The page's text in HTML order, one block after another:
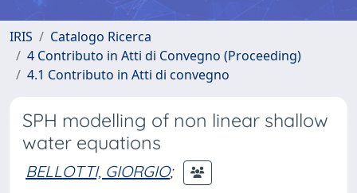
IRIS
Catalogo Ricerca
4 Contributo in Atti di Convegno (Proceeding)
4.1 Contributo in Atti di convegno
SPH modelling of non linear shallow
water equations
BELLOTTI, GIORGIO;